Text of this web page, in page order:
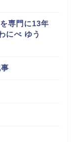
専門に13年
にべ ゆう